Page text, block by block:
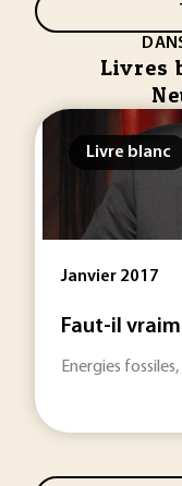
Livres
Livre blanc
Janvier 2017
Faut-il
Energies